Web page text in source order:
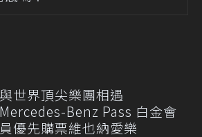
與世界頂尖樂團相遇
Mercedes-Benz Pass 白金會
員優先購票維也納愛樂